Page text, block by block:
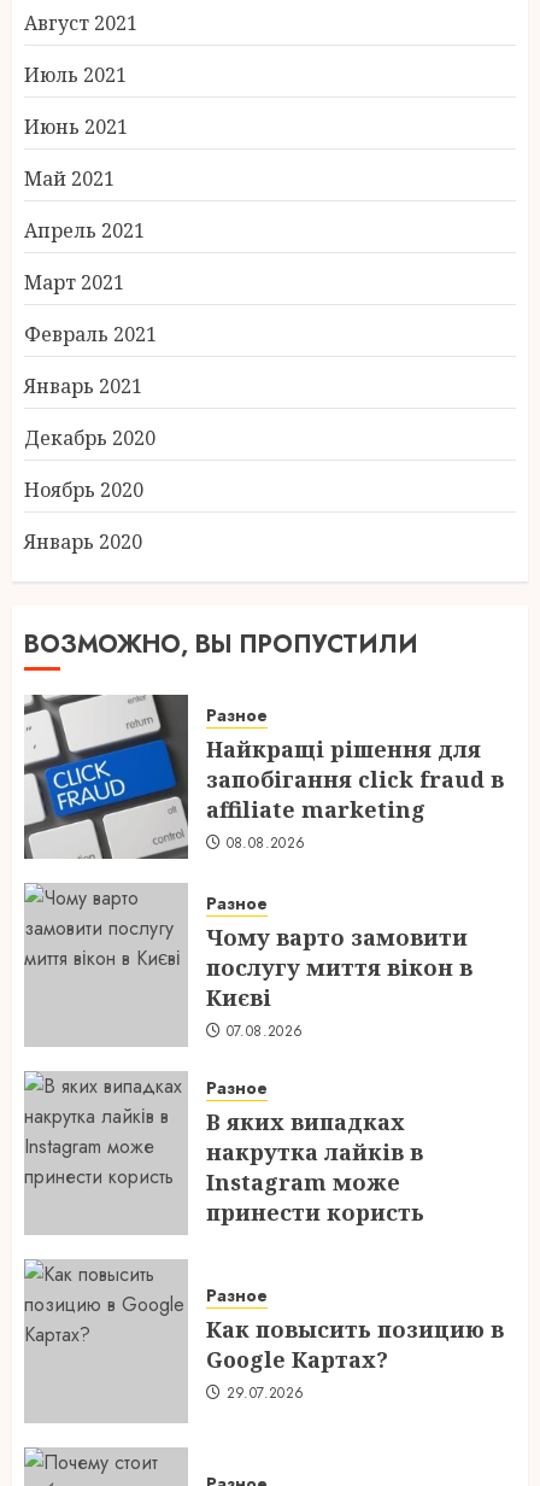
Август 2021
Июль 2021
Июнь 2021
Май 2021
Апрель 2021
Март 2021
Февраль 2021
Январь 2021
Декабрь 2020
Ноябрь 2020
Январь 2020
ВОЗМОЖНО, ВЫ ПРОПУСТИЛИ
Разное
Найкращі рішення для
запобігання click fraud в
affiliate marketing
08.08.2026
Разное
Чому варто замовити
послугу миття вікон в
Києві
07.08.2026
Разное
В яких випадках
накрутка лайків в
Instagram може
принести користь
Разное
Как повысить позицию в
Google Картах?
29.07.2026